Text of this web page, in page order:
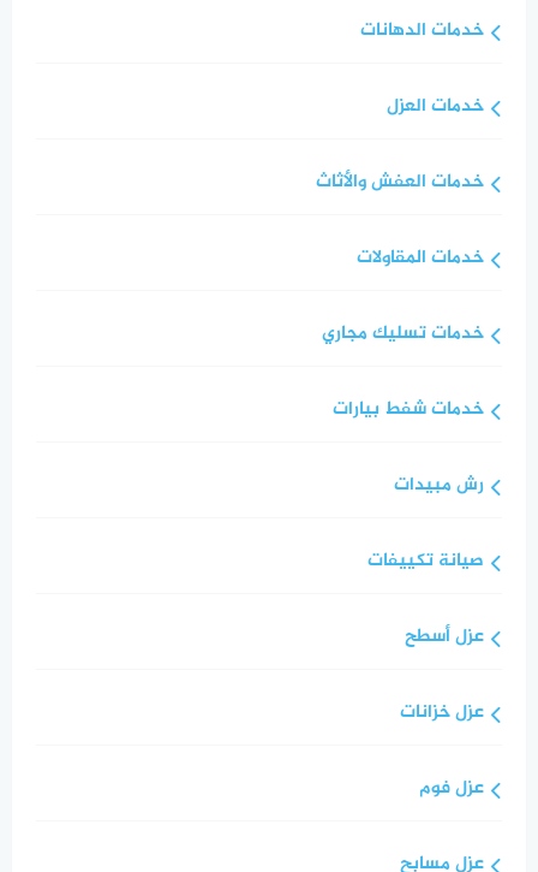
خدمات الدهانات
خدمات العزل
خدمات العفش والأثاث
خدمات المقاولات
خدمات تسليك مجاري
خدمات شفط بيارات
رش مبيدات
صيانة تكييفات
عزل أسطح
عزل خزانات
عزل فوم
عزل مسابح